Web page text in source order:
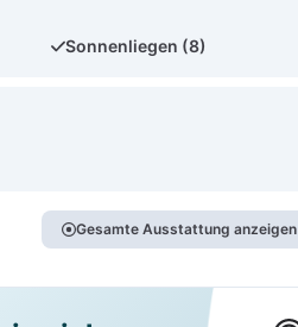
Sonnenliegen (8)
Gesamte Ausstattung anzeigen